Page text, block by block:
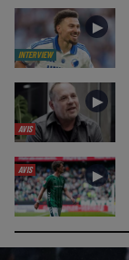
INTERVIEW
►
AVIS
►
AVIS ►